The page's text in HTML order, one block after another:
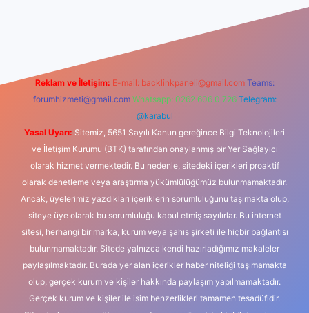
Reklam ve İletişim: E-mail: backlinkpaneli@gmail.com Teams:
forumhizmeti@gmail.com Whatsapp: 0262 606 0 726 Telegram:
@karabul
Yasal Uyarı: Sitemiz, 5651 Sayılı Kanun gereğince Bilgi Teknolojileri
ve İletişim Kurumu (BTK) tarafından onaylanmış bir Yer Sağlayıcı
olarak hizmet vermektedir. Bu nedenle, sitedeki içerikleri proaktif
olarak denetleme veya araştırma yükümlülüğümüz bulunmamaktadır.
Ancak, üyelerimiz yazdıkları içeriklerin sorumluluğunu taşımakta olup,
siteye üye olarak bu sorumluluğu kabul etmiş sayılırlar. Bu internet
sitesi, herhangi bir marka, kurum veya şahıs şirketi ile hiçbir bağlantısı
bulunmamaktadır. Sitede yalnızca kendi hazırladığımız makaleler
paylaşılmaktadır. Burada yer alan içerikler haber niteliği taşımamakta
olup, gerçek kurum ve kişiler hakkında paylaşım yapılmamaktadır.
Gerçek kurum ve kişiler ile isim benzerlikleri tamamen tesadüfidir.